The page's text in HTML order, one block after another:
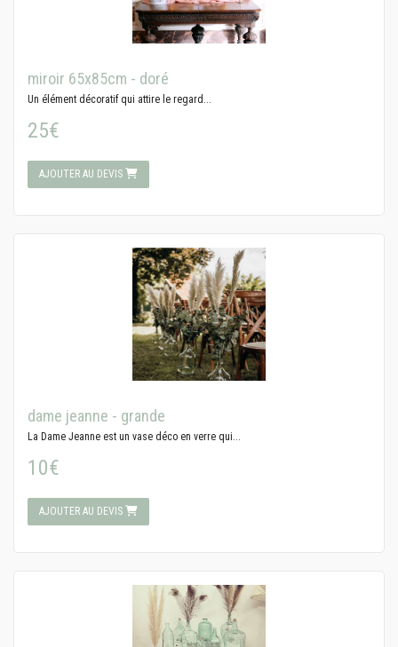
miroir 65x85cm - doré
Un élément décoratif qui attire le regard...
25€
AJOUTER AU DEVIS
dame jeanne - grande
La Dame Jeanne est un vase déco en verre qui...
10€
AJOUTER AU DEVIS